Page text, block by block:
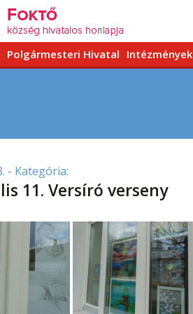
Polgármesteri Hivatal Intézmények
- Kategória:
11. Versíró verseny